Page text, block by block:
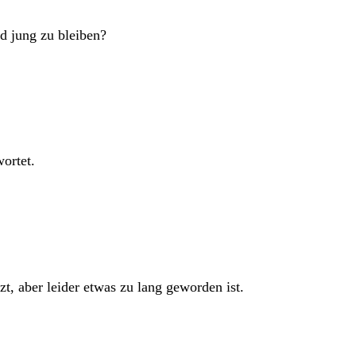
jung zu bleiben?
aber leider etwas zu lang geworden ist.